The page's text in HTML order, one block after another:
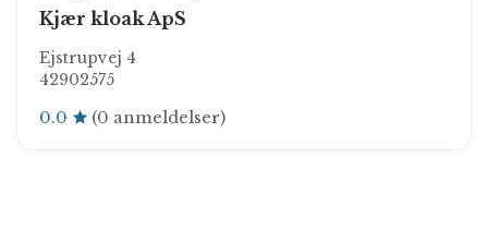
Kjær kloak ApS
Ejstrupvej 4
42902575
0.0 (0 anmeldelser)